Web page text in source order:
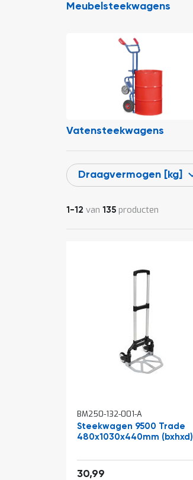
Meubelsteekwagens
Vatensteekwagens
Draagvermogen [kg]
1 -12 van 135 producten
BM250-132-001-A
Steekwagen 9500 Trade
480x1030x440mm (bxhxd)
30,99